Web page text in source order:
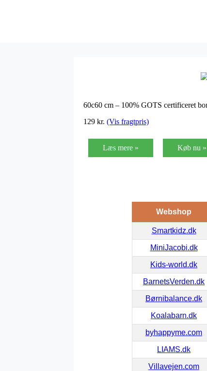
60c60 cm – 100% GOTS certificeret
129 kr. (Vis fragtpris)
Læs mere » Køb nu »
Webshop
Smartkidz.dk
MiniJacobi.dk
Kids-world.dk
BarnetsVerden.dk
Børnibalance.dk
Koalabarn.dk
byhappyme.com
LIAMS.dk
Villavejen.com